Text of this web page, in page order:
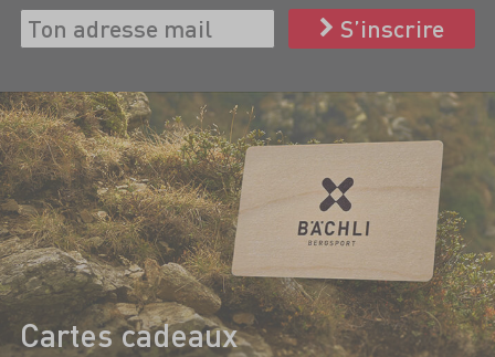
S’inscrire
Cartes cadeaux